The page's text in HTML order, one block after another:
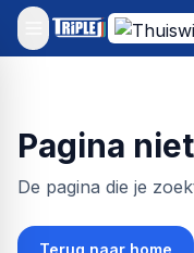
Pagina
De pagina die je
Terug naar home